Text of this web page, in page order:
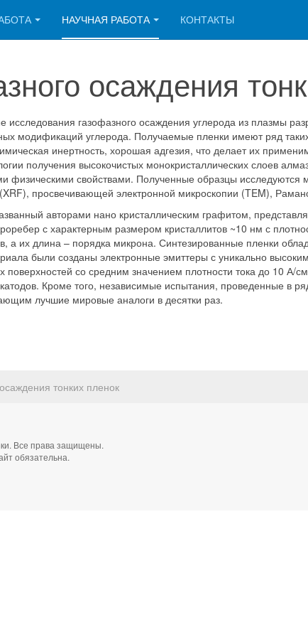
НАУЧНАЯ РАБОТА КОНТАКТЫ
осаждения
исследования газофазного осаждения углерода из плазмы
модификаций углерода. Получаемые пленки имеют ряд
инертность, хорошая адгезия, что делает их
получения высокочистых монокристаллических слоев
физическими свойствами. Полученные образцы
просвечивающей электронной микроскопии (TEM),
авторами нано кристаллическим графитом,
с характерным размером кристаллитов ~10 нм с
их длина – порядка микрона. Синтезированные пленки
были созданы электронные эмиттеры с уникально
со средним значением плотности тока до 10 А/
Кроме того, независимые испытания, проведенные в
лучшие мировые аналоги в десятки раз.
тонких пленок
Все права защищены.
обязательна.